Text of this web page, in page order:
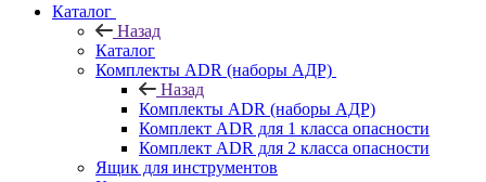
Каталог
Назад
Каталог
Комплекты ADR (наборы АДР)
Назад
Комплекты ADR (наборы АДР)
Комплект ADR для 1 класса опасности
Комплект ADR для 2 класса опасности
Ящик для инструментов